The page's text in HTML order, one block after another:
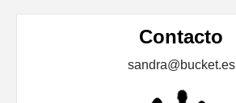
Contacto
sandra@bucket.es